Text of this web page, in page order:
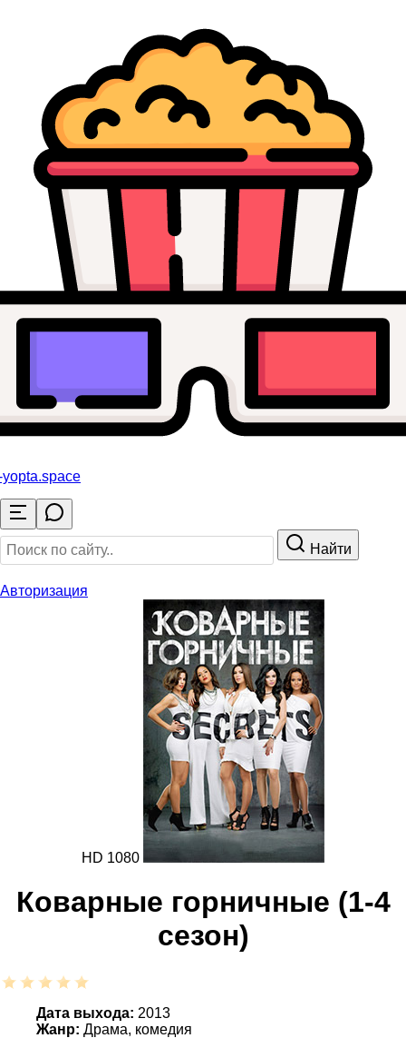
.space
Найти
Авторизация
HD 1080
Коварные горничные (1-4
сезон)
Дата выхода: 2013
Жанр: Драма, комедия